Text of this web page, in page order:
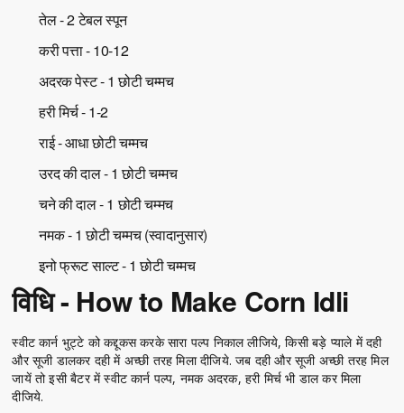
तेल - 2 टेबल स्पून
करी पत्ता - 10-12
अदरक पेस्ट - 1 छोटी चम्मच
हरी मिर्च - 1-2
राई - आधा छोटी चम्मच
उरद की दाल - 1 छोटी चम्मच
चने की दाल - 1 छोटी चम्मच
नमक - 1 छोटी चम्मच (स्वादानुसार)
इनो फ्रूट साल्ट - 1 छोटी चम्मच
विधि - How to Make Corn Idli
स्वीट कार्न भुट्टे को कद्दूकस करके सारा पल्प निकाल लीजिये, किसी बड़े प्याले में दही
और सूजी डालकर दही में अच्छी तरह मिला दीजिये. जब दही और सूजी अच्छी तरह मिल
जायें तो इसी बैटर में स्वीट कार्न पल्प, नमक अदरक, हरी मिर्च भी डाल कर मिला
दीजिये.